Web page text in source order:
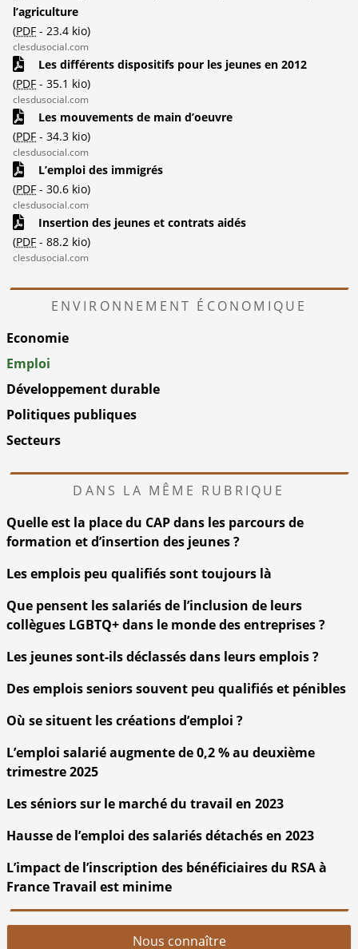
l’agriculture
(PDF - 23.4 kio)
clesdusocial.com
Les différents dispositifs pour les jeunes en 2012
(PDF - 35.1 kio)
clesdusocial.com
Les mouvements de main d’oeuvre
(PDF - 34.3 kio)
clesdusocial.com
L’emploi des immigrés
(PDF - 30.6 kio)
clesdusocial.com
Insertion des jeunes et contrats aidés
(PDF - 88.2 kio)
clesdusocial.com
ENVIRONNEMENT ÉCONOMIQUE
Economie
Emploi
Développement durable
Politiques publiques
Secteurs
DANS LA MÊME RUBRIQUE
Quelle est la place du CAP dans les parcours de
formation et d’insertion des jeunes ?
Les emplois peu qualifiés sont toujours là
Que pensent les salariés de l’inclusion de leurs
collègues LGBTQ+ dans le monde des entreprises ?
Les jeunes sont-ils déclassés dans leurs emplois ?
Des emplois seniors souvent peu qualifiés et pénibles
Où se situent les créations d’emploi ?
L’emploi salarié augmente de 0,2 % au deuxième
trimestre 2025
Les séniors sur le marché du travail en 2023
Hausse de l’emploi des salariés détachés en 2023
L’impact de l’inscription des bénéficiaires du RSA à
France Travail est minime
Nous connaître